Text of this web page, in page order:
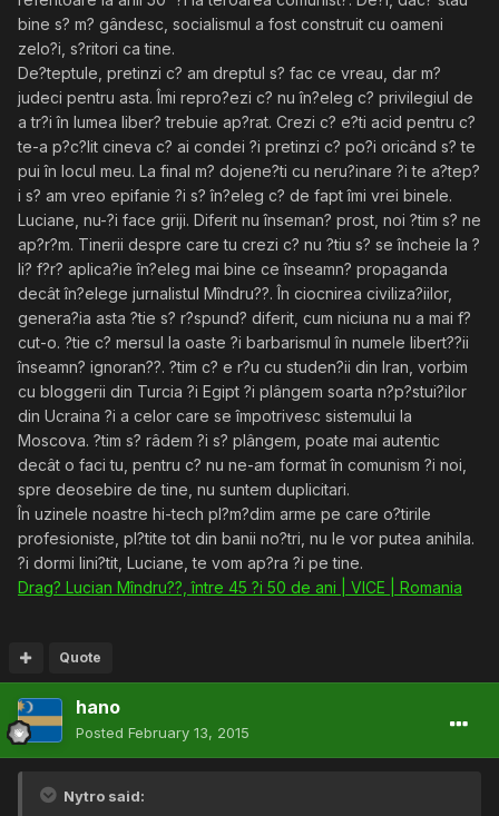
bine s? m? gândesc, socialismul a fost construit cu oameni
zelo?i, s?ritori ca tine.
De?teptule, pretinzi c? am dreptul s? fac ce vreau, dar m?
judeci pentru asta. Îmi repro?ezi c? nu în?eleg c? privilegiul de
a tr?i în lumea liber? trebuie ap?rat. Crezi c? e?ti acid pentru c?
te-a p?c?lit cineva c? ai condei ?i pretinzi c? po?i oricând s? te
pui în locul meu. La final m? dojene?ti cu neru?inare ?i te a?tep?
i s? am vreo epifanie ?i s? în?eleg c? de fapt îmi vrei binele.
Luciane, nu-?i face griji. Diferit nu înseman? prost, noi ?tim s? ne
ap?r?m. Tinerii despre care tu crezi c? nu ?tiu s? se încheie la ?
li? f?r? aplica?ie în?eleg mai bine ce înseamn? propaganda
decât în?elege jurnalistul Mîndru??. În ciocnirea civiliza?iilor,
genera?ia asta ?tie s? r?spund? diferit, cum niciuna nu a mai f?
cut-o. ?tie c? mersul la oaste ?i barbarismul în numele libert??ii
înseamn? ignoran??. ?tim c? e r?u cu studen?ii din Iran, vorbim
cu bloggerii din Turcia ?i Egipt ?i plângem soarta n?p?stui?ilor
din Ucraina ?i a celor care se împotrivesc sistemului la
Moscova. ?tim s? râdem ?i s? plângem, poate mai autentic
decât o faci tu, pentru c? nu ne-am format în comunism ?i noi,
spre deosebire de tine, nu suntem duplicitari.
În uzinele noastre hi-tech pl?m?dim arme pe care o?tirile
profesioniste, pl?tite tot din banii no?tri, nu le vor putea anihila.
?i dormi lini?tit, Luciane, te vom ap?ra ?i pe tine.
Drag? Lucian Mîndru??, între 45 ?i 50 de ani | VICE | Romania
Quote
hano
Posted February 13, 2015
Nytro said: